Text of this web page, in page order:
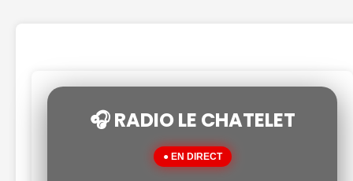
🎧 RADIO LE CHATELET
● EN DIRECT